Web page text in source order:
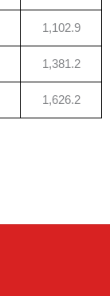
1,102.9
1,381.2
1,626.2